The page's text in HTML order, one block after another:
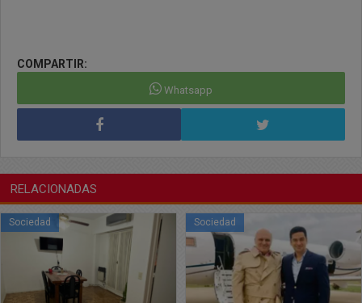
COMPARTIR:
Whatsapp
RELACIONADAS
Sociedad Sociedad